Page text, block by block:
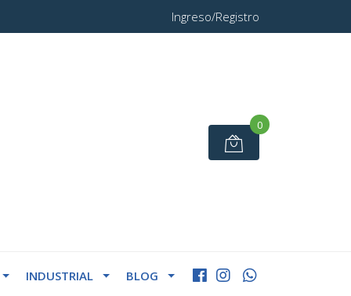
Ingreso/Registro
0
INDUSTRIAL BLOG